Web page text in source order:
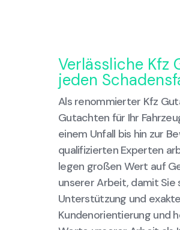
Verlässliche Kfz
jeden
Als renommierter Kfz
Gutachten für Ihr
einem Unfall bis hin zur
qualifizierten Experten
legen großen Wert auf
unserer Arbeit, damit Sie
Unterstützung und
Kundenorientierung und